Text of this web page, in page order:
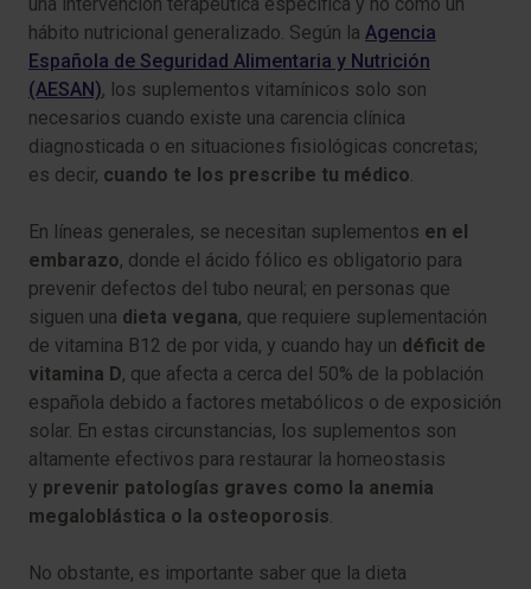
hábito nutricional generalizado. Según la Agencia
Española de Seguridad Alimentaria y Nutrición
(AESAN), los suplementos vitamínicos solo son
necesarios cuando existe una carencia clínica
diagnosticada o en situaciones fisiológicas concretas;
es decir, cuando te los prescribe tu médico.
En líneas generales, se necesitan suplementos en el
embarazo, donde el ácido fólico es obligatorio para
prevenir defectos del tubo neural; en personas que
siguen una dieta vegana, que requiere suplementación
de vitamina B12 de por vida, y cuando hay un déficit de
vitamina D, que afecta a cerca del 50% de la población
española debido a factores metabólicos o de exposición
solar. En estas circunstancias, los suplementos son
altamente efectivos para restaurar la homeostasis
y prevenir patologías graves como la anemia
megaloblástica o la osteoporosis.
No obstante, es importante saber que la dieta